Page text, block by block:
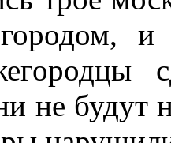
не будут